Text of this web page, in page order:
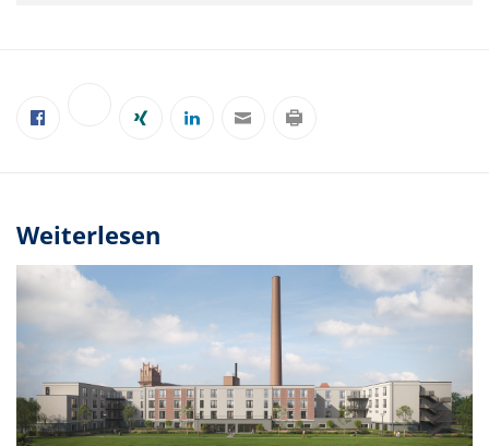
Weiterlesen